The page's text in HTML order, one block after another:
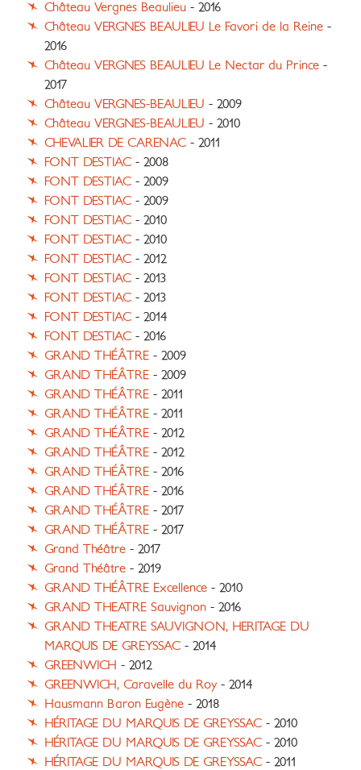
Château Vergnes Beaulieu - 2016
Château VERGNES BEAULIEU Le Favori de la Reine -
2016
Château VERGNES BEAULIEU Le Nectar du Prince -
2017
Château VERGNES-BEAULIEU - 2009
Château VERGNES-BEAULIEU - 2010
CHEVALIER DE CARENAC - 2011
FONT DESTIAC - 2008
FONT DESTIAC - 2009
FONT DESTIAC - 2009
FONT DESTIAC - 2010
FONT DESTIAC - 2010
FONT DESTIAC - 2012
FONT DESTIAC - 2013
FONT DESTIAC - 2013
FONT DESTIAC - 2014
FONT DESTIAC - 2016
GRAND THÉÂTRE - 2009
GRAND THÉÂTRE - 2009
GRAND THÉÂTRE - 2011
GRAND THÉÂTRE - 2011
GRAND THÉÂTRE - 2012
GRAND THÉÂTRE - 2012
GRAND THÉÂTRE - 2016
GRAND THÉÂTRE - 2016
GRAND THÉÂTRE - 2017
GRAND THÉÂTRE - 2017
Grand Théâtre - 2017
Grand Théâtre - 2019
GRAND THÉÂTRE Excellence - 2010
GRAND THEATRE Sauvignon - 2016
GRAND THEATRE SAUVIGNON, HERITAGE DU
MARQUIS DE GREYSSAC - 2014
GREENWICH - 2012
GREENWICH, Caravelle du Roy - 2014
Hausmann Baron Eugène - 2018
HÉRITAGE DU MARQUIS DE GREYSSAC - 2010
HÉRITAGE DU MARQUIS DE GREYSSAC - 2010
HÉRITAGE DU MARQUIS DE GREYSSAC - 2011